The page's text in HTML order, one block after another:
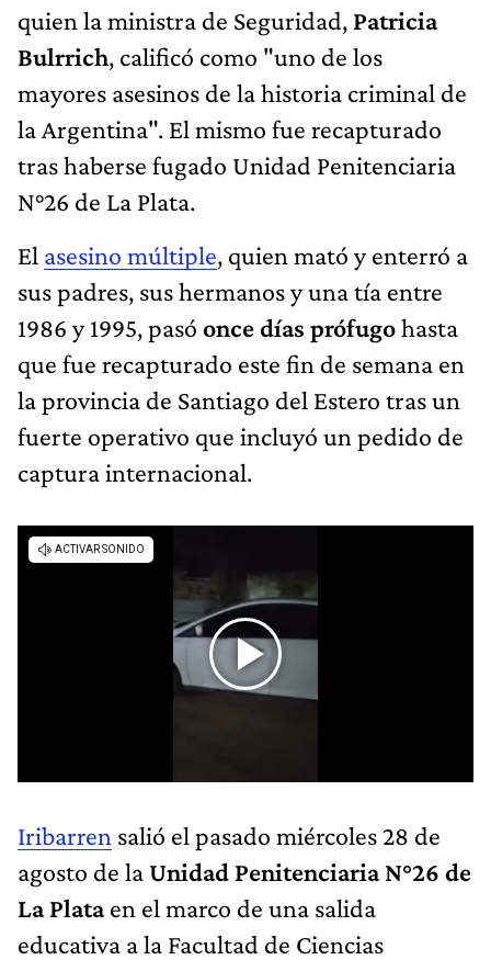
quien la ministra de Seguridad, Patricia
Bulrrich, calificó como "uno de los
mayores asesinos de la historia criminal de
la Argentina". El mismo fue recapturado
tras haberse fugado Unidad Penitenciaria
N°26 de La Plata.
El asesino múltiple, quien mató y enterró a
sus padres, sus hermanos y una tía entre
1986 y 1995, pasó once días prófugohasta
que fue recapturado este fin de semana en
la provincia de Santiago del Estero tras un
fuerte operativo que incluyó un pedido de
captura internacional.
Iribarren salió el pasado miércoles 28 de
agosto de laUnidad Penitenciaria N°26 de
La Plataen el marco de una salida
educativa a la Facultad de Ciencias